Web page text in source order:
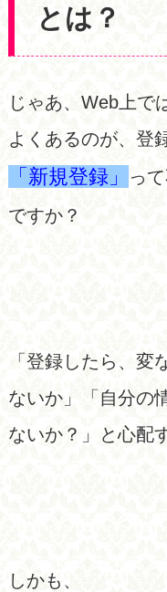
とは？
じゃあ、Web上で
よくあるのが、登
「新規登録」
っ
ですか？
「登録したら、変
ないか」「自分の
ないか？」と心配
しかも、